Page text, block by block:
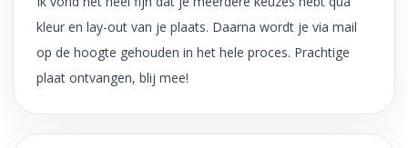
kleur en lay-out van je plaats. Daarna wordt je via mail
op de hoogte gehouden in het hele proces. Prachtige
plaat ontvangen, blij mee!